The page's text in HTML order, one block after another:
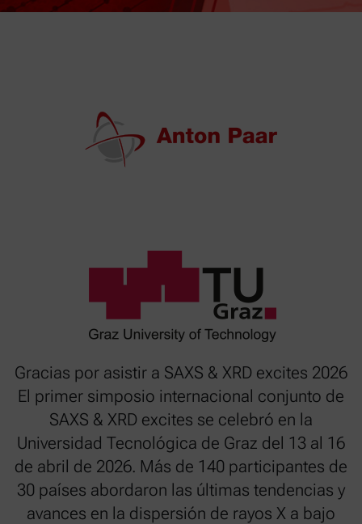
Gracias por asistir a SAXS & XRD excites 2026
El primer simposio internacional conjunto de
SAXS & XRD excites se celebró en la
Universidad Tecnológica de Graz del 13 al 16
de abril de 2026. Más de 140 participantes de
30 países abordaron las últimas tendencias y
avances en la dispersión de rayos X a bajo